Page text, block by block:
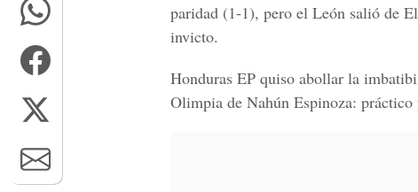
paridad (1-1), pero el León salió de
invicto.
Honduras EP quiso abollar la
Olimpia de Nahún Espinoza: práctico